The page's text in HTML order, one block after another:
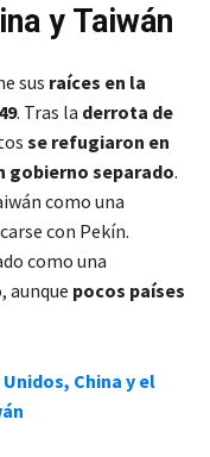
y Taiwán
sus raíces en la
. Tras la derrota de
se refugiaron en
gobierno separado.
como una
con Pekín.
como una
aunque pocos países
China y el